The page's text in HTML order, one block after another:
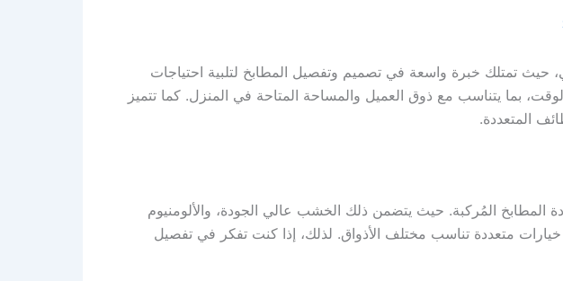
تمتلك خبرة واسعة في تصميم وتفصيل المطابخ لتلبية احتياجات
بما يتناسب مع ذوق العميل والمساحة المتاحة في المنزل. كما تتميز
المتعددة.
المطابخ المُركبة. حيث يتضمن ذلك الخشب عالي الجودة، والألومنيوم
خيارات متعددة تناسب مختلف الأذواق. لذلك، إذا كنت تفكر في تفصيل